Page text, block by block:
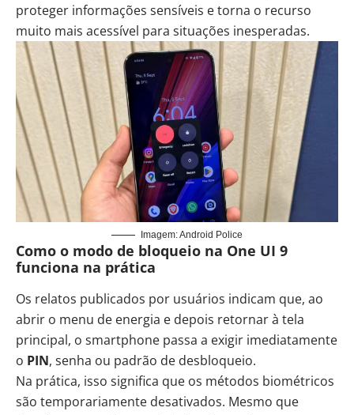
proteger informações sensíveis e torna o recurso
muito mais acessível para situações inesperadas.
Imagem: Android Police
Como o modo de bloqueio na One UI 9
funciona na prática
Os relatos publicados por usuários indicam que, ao
abrir o menu de energia e depois retornar à tela
principal, o smartphone passa a exigir imediatamente
o PIN, senha ou padrão de desbloqueio.
Na prática, isso significa que os métodos biométricos
são temporariamente desativados. Mesmo que